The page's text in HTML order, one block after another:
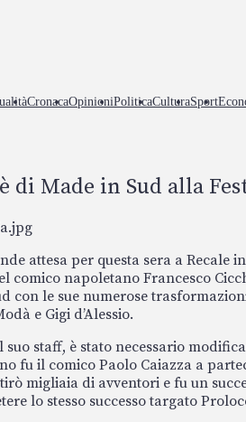
CronacaOpinioniPoliticaCulturaSport
Made in Sud alla
attesa per questa sera a
comico napoletano Francesco
con le sue numerose
e Gigi d’Alessio.
suo staff, è stato necessario
fu il comico Paolo Caiazza a
migliaia di avventori e fu un
lo stesso successo targato